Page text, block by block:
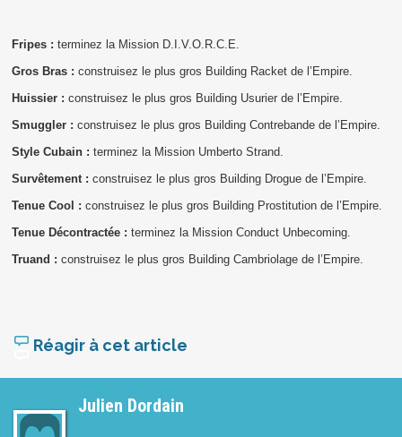
Fripes : terminez la Mission D.I.V.O.R.C.E.
Gros Bras : construisez le plus gros Building Racket de l’Empire.
Huissier : construisez le plus gros Building Usurier de l’Empire.
Smuggler : construisez le plus gros Building Contrebande de l’Empire.
Style Cubain : terminez la Mission Umberto Strand.
Survêtement : construisez le plus gros Building Drogue de l’Empire.
Tenue Cool : construisez le plus gros Building Prostitution de l’Empire.
Tenue Décontractée : terminez la Mission Conduct Unbecoming.
Truand : construisez le plus gros Building Cambriolage de l’Empire.
Réagir à cet article
Julien Dordain